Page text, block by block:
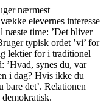
nærmest
elevernes interesse
næste time: ’Det bliver
typisk ordet ’vi’ for
lektier for i traditionel
’Hvad, synes du, var
i dag? Hvis ikke du
bare det’. Relationen